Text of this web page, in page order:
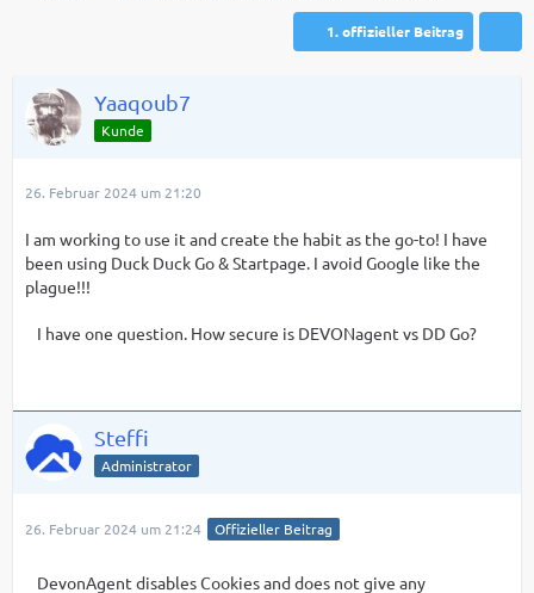
1. offizieller Beitrag
Yaaqoub7
Kunde
26. Februar 2024 um 21:20
I am working to use it and create the habit as the go-to! I have
been using Duck Duck Go & Startpage. I avoid Google like the
plague!!!
I have one question. How secure is DEVONagent vs DD Go?
Steffi
Administrator
26. Februar 2024 um 21:24 Offizieller Beitrag
DevonAgent disables Cookies and does not give any